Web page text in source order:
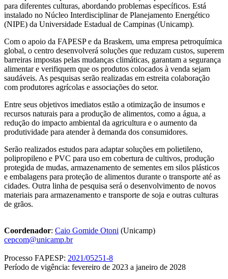
para diferentes culturas, abordando problemas específicos. Está
instalado no Núcleo Interdisciplinar de Planejamento Energético
(NIPE) da Universidade Estadual de Campinas (Unicamp).
Com o apoio da FAPESP e da Braskem, uma empresa petroquímica
global, o centro desenvolverá soluções que reduzam custos, superem
barreiras impostas pelas mudanças climáticas, garantam a segurança
alimentar e verifiquem que os produtos colocados à venda sejam
saudáveis. As pesquisas serão realizadas em estreita colaboração
com produtores agrícolas e associações do setor.
Entre seus objetivos imediatos estão a otimização de insumos e
recursos naturais para a produção de alimentos, como a água, a
redução do impacto ambiental da agricultura e o aumento da
produtividade para atender à demanda dos consumidores.
Serão realizados estudos para adaptar soluções em polietileno,
polipropileno e PVC para uso em cobertura de cultivos, produção
protegida de mudas, armazenamento de sementes em silos plásticos
e embalagens para proteção de alimentos durante o transporte até as
cidades. Outra linha de pesquisa será o desenvolvimento de novos
materiais para armazenamento e transporte de soja e outras culturas
de grãos.
Coordenador: Caio Gomide Otoni (Unicamp)
cepcom@unicamp.br
Processo FAPESP: 2021/05251-8
Período de vigência: fevereiro de 2023 a janeiro de 2028